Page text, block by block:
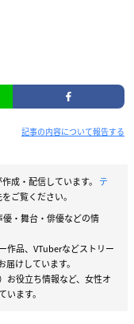
記事の内容について報告する
成・配信しています。 テ
ご覧ください。
・舞台・俳優などの情
作品、VTuberなどストリー
けしています。
お役立ち情報など、女性オ
ます。